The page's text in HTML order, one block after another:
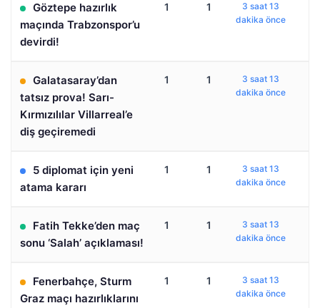
Göztepe hazırlık
maçında Trabzonspor’u
devirdi!
1 1
3 saat 13
dakika önce
Galatasaray’dan
tatsız prova! Sarı-
Kırmızılılar Villarreal’e
diş geçiremedi
1 1
3 saat 13
dakika önce
5 diplomat için yeni
atama kararı
1 1
3 saat 13
dakika önce
Fatih Tekke’den maç
sonu ‘Salah’ açıklaması!
1 1
3 saat 13
dakika önce
Fenerbahçe, Sturm
Graz maçı hazırlıklarını
1 1
3 saat 13
dakika önce